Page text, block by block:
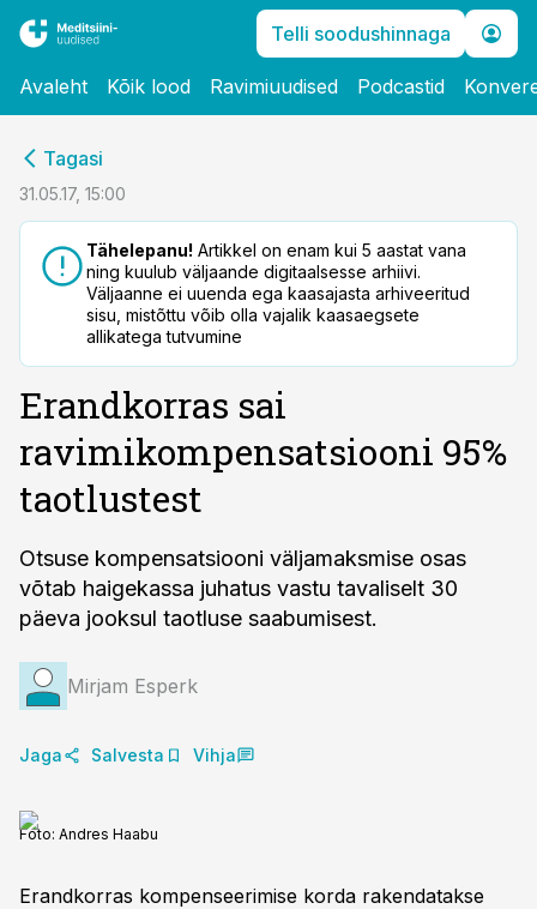
Telli soodushinnaga
Avaleht Kõik lood Ravimiuudised Podcastid
Tagasi
31.05.17, 15:00
Tähelepanu! Artikkel on enam kui 5 aastat vana
ning kuulub väljaande digitaalsesse arhiivi.
Väljaanne ei uuenda ega kaasajasta arhiveeritud
sisu, mistõttu võib olla vajalik kaasaegsete
allikatega tutvumine
Erandkorras sai
ravimikompensatsiooni 95%
taotlustest
Otsuse kompensatsiooni väljamaksmise osas
võtab haigekassa juhatus vastu tavaliselt 30
päeva jooksul taotluse saabumisest.
Mirjam Esperk
Jaga Salvesta Vihja
Foto: Andres Haabu
Erandkorras kompenseerimise korda rakendatakse